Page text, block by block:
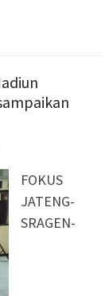
FOKUS
JATENG-
SRAGEN-